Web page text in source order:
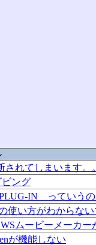
されてしまいます。。
ング
IN っていうの
使い方がわからない
ムービーメーカー
が機能しない